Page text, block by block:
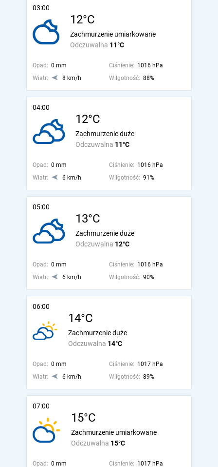
03:00
12°C
Odczuwalna 11°C
Zachmurzenie umiarkowane
Opad: 0 mm Ciśnienie: 1016 hPa
Wiatr:
8 km/h Wilgotność: 88%
04:00
12°C
Odczuwalna 11°C
Zachmurzenie duże
Opad: 0 mm Ciśnienie: 1016 hPa
Wiatr:
6 km/h Wilgotność: 91%
05:00
13°C
Odczuwalna 12°C
Zachmurzenie duże
Opad: 0 mm Ciśnienie: 1016 hPa
Wiatr:
6 km/h Wilgotność: 90%
06:00
14°C
Odczuwalna 14°C
Zachmurzenie duże
Opad: 0 mm Ciśnienie: 1017 hPa
Wiatr:
6 km/h Wilgotność: 89%
07:00
15°C
Odczuwalna 15°C
Zachmurzenie umiarkowane
Opad: 0 mm Ciśnienie: 1017 hPa